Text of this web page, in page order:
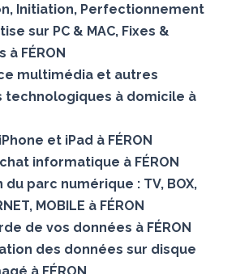
Initiation, Perfectionnement
sur PC & MAC, Fixes &
à FÉRON
multimédia et autres
technologiques à domicile à
et iPad à FÉRON
informatique à FÉRON
parc numérique : TV, BOX,
MOBILE à FÉRON
de vos données à FÉRON
des données sur disque
à FÉRON